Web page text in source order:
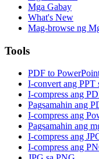
Mga Gabay
What's New
Mag-browse ng
Tools
PDF to
I-convert ang PPT
I-compress ang
Pagsamahin ang
I-compress ang
Pagsamahin ang
I-compress ang
I-compress ang